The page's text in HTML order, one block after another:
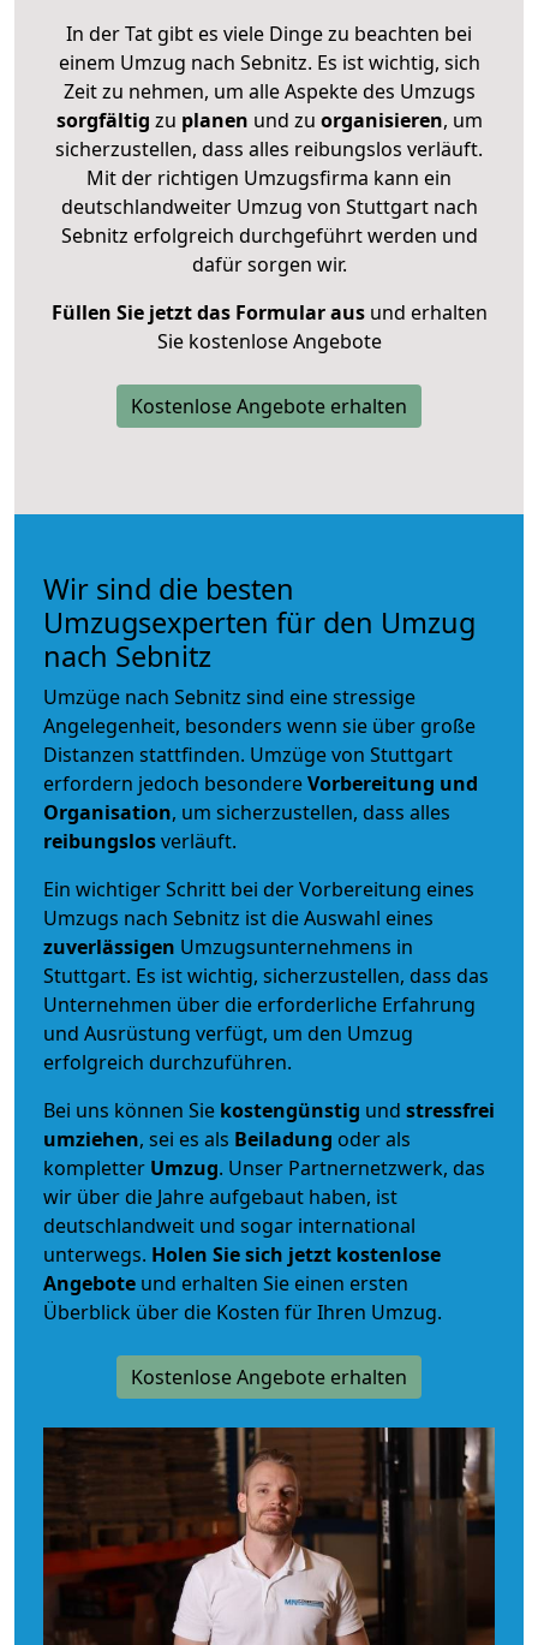
In der Tat gibt es viele Dinge zu beachten bei
einem Umzug nach Sebnitz. Es ist wichtig, sich
Zeit zu nehmen, um alle Aspekte des Umzugs
sorgfältig zu planen und zu organisieren, um
sicherzustellen, dass alles reibungslos verläuft.
Mit der richtigen Umzugsfirma kann ein
deutschlandweiter Umzug von Stuttgart nach
Sebnitz erfolgreich durchgeführt werden und
dafür sorgen wir.
Füllen Sie jetzt das Formular ausund erhalten
Sie kostenlose Angebote
Kostenlose Angebote erhalten
Wir sind die besten
Umzugsexperten für den Umzug
nach Sebnitz
Umzüge nach Sebnitz sind eine stressige
Angelegenheit, besonders wenn sie über große
Distanzen stattfinden. Umzüge von Stuttgart
erfordern jedoch besondereVorbereitung und
Organisation, um sicherzustellen, dass alles
reibungslosverläuft.
Ein wichtiger Schritt bei der Vorbereitung eines
Umzugs nach Sebnitz ist die Auswahl eines
zuverlässigen Umzugsunternehmens in
Stuttgart. Es ist wichtig, sicherzustellen, dass das
Unternehmen über die erforderliche Erfahrung
und Ausrüstung verfügt, um den Umzug
erfolgreich durchzuführen.
Bei uns können Sie kostengünstig und stressfrei
umziehen, sei es als Beiladung oder als
kompletter Umzug. Unser Partnernetzwerk, das
wir über die Jahre aufgebaut haben, ist
deutschlandweit und sogar international
unterwegs. Holen Sie sich jetzt kostenlose
Angebote und erhalten Sie einen ersten
Überblick über die Kosten für Ihren Umzug.
Kostenlose Angebote erhalten